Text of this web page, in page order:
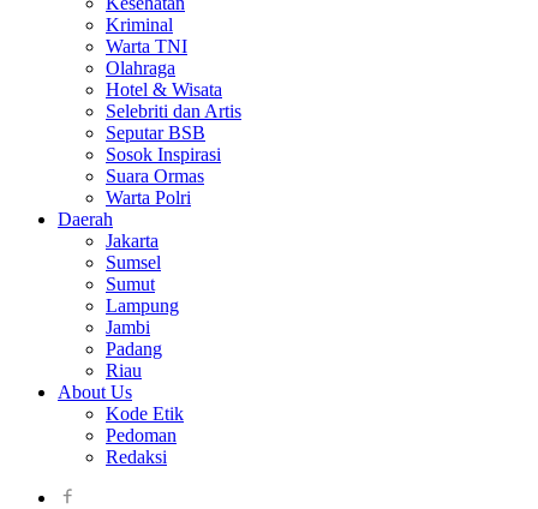
Kriminal
Warta TNI
Olahraga
Hotel & Wisata
Selebriti dan Artis
Seputar BSB
Sosok Inspirasi
Suara Ormas
Warta Polri
Daerah
Jakarta
Sumsel
Sumut
Lampung
Jambi
Padang
Riau
About Us
Kode Etik
Pedoman
Redaksi